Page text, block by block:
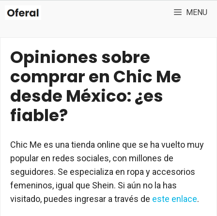
Saltar
MENU
Opiniones sobre
comprar en Chic Me
desde México: ¿es
fiable?
Chic Me es una tienda online que se ha vuelto muy
popular en redes sociales, con millones de
seguidores. Se especializa en ropa y accesorios
femeninos, igual que Shein. Si aún no la has
visitado, puedes ingresar a través de este enlace.